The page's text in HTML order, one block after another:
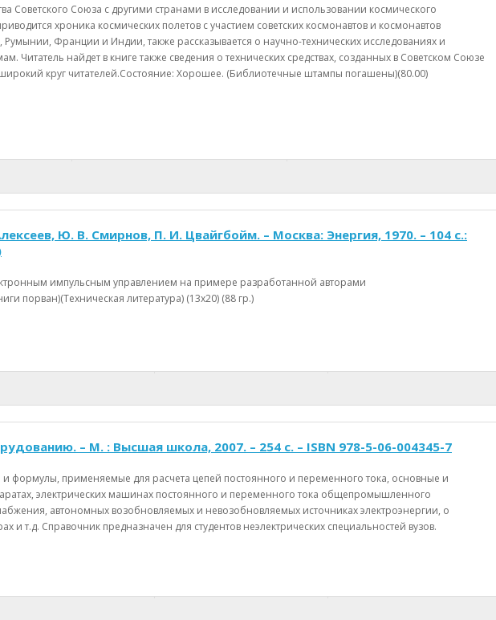
Советского Союза с другими странами в исследовании и использовании космического
хроника космических полетов с участием советских космонавтов и космонавтов
Франции и Индии, также рассказывается о научно-технических исследованиях и
найдет в книге также сведения о технических средствах, созданных в Советском Союзе
круг читателей.Состояние: Хорошее. (Библиотечные штампы погашены)(80.00)
Ю. В. Смирнов, П. И. Цвайгбойм. – Москва: Энергия, 1970. – 104 с.:
импульсным управлением на примере разработанной авторами
порван)(Техническая литература) (13х20) (88 гр.)
– М. : Высшая школа, 2007. – 254 с. – ISBN 978-5-06-004345-7
формулы, применяемые для расчета цепей постоянного и переменного тока, основные и
электрических машинах постоянного и переменного тока общепромышленного
автономных возобновляемых и невозобновляемых источниках электроэнергии, о
и т.д. Справочник предназначен для студентов неэлектрических специальностей вузов.